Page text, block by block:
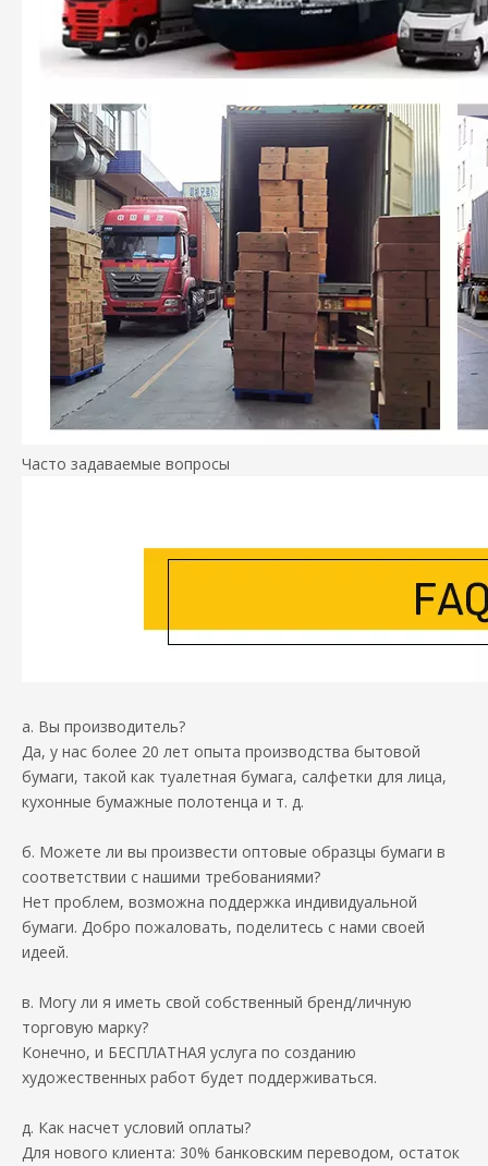
Часто задаваемые вопросы
а. Вы производитель?
Да, у нас более 20 лет опыта производства бытовой
бумаги, такой как туалетная бумага, салфетки для лица,
кухонные бумажные полотенца и т. д.
б. Можете ли вы произвести оптовые образцы бумаги в
соответствии с нашими требованиями?
Нет проблем, возможна поддержка индивидуальной
бумаги. Добро пожаловать, поделитесь с нами своей
идеей.
в. Могу ли я иметь свой собственный бренд/личную
торговую марку?
Конечно, и БЕСПЛАТНАЯ услуга по созданию
художественных работ будет поддерживаться.
д. Как насчет условий оплаты?
Для нового клиента: 30% банковским переводом, остаток